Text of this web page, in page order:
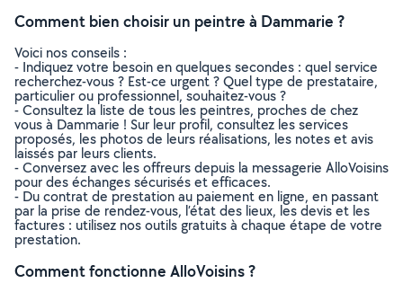
Comment bien choisir un peintre à Dammarie ?
Voici nos conseils :
- Indiquez votre besoin en quelques secondes : quel service
recherchez-vous ? Est-ce urgent ? Quel type de prestataire,
particulier ou professionnel, souhaitez-vous ?
- Consultez la liste de tous les peintres, proches de chez
vous à Dammarie ! Sur leur profil, consultez les services
proposés, les photos de leurs réalisations, les notes et avis
laissés par leurs clients.
- Conversez avec les offreurs depuis la messagerie AlloVoisins
pour des échanges sécurisés et efficaces.
- Du contrat de prestation au paiement en ligne, en passant
par la prise de rendez-vous, l’état des lieux, les devis et les
factures : utilisez nos outils gratuits à chaque étape de votre
prestation.
Comment fonctionne AlloVoisins ?